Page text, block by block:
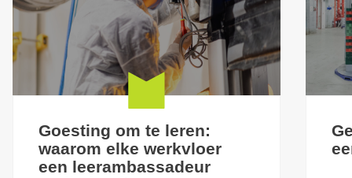
Goesting om te leren:
waarom elke werkvloer
een leerambassadeur